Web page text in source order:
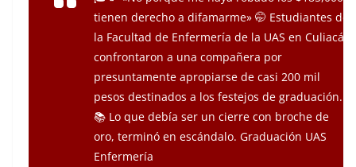
tienen derecho a difamarme» 🤭 Estudiantes de
la Facultad de Enfermería de la UAS en Culiacán
confrontaron a una compañera por
presuntamente apropiarse de casi 200 mil
pesos destinados a los festejos de graduación.
📚 Lo que debía ser un cierre con broche de
oro, terminó en escándalo. Graduación UAS
Enfermería